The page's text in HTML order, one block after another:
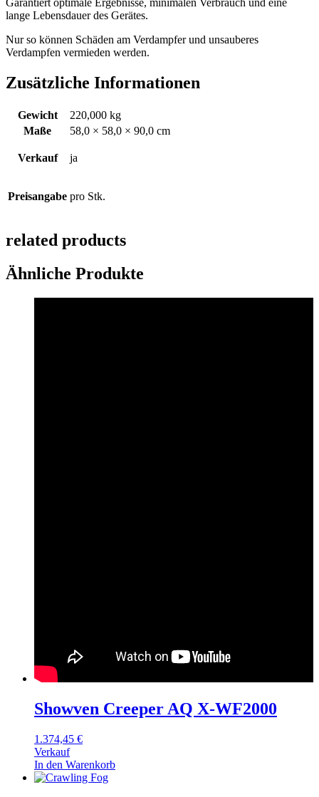
Garantiert optimale Ergebnisse, minimalen Verbrauch und eine
lange Lebensdauer des Gerätes.
Nur so können Schäden am Verdampfer und unsauberes
Verdampfen vermieden werden.
Zusätzliche Informationen
Gewicht
220,000 kg
Maße
58,0 × 58,0 × 90,0 cm
Verkauf ja
Preisangabe pro Stk.
related products
Ähnliche Produkte
Showven Creeper AQ X-WF2000
1.374,45 €
Verkauf
In den Warenkorb